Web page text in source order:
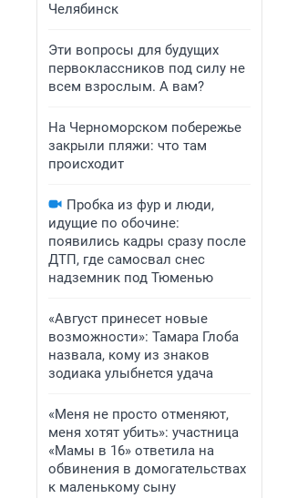
Челябинск
Эти вопросы для будущих
первоклассников под силу не
всем взрослым. А вам?
На Черноморском побережье
закрыли пляжи: что там
происходит
Пробка из фур и люди,
идущие по обочине:
появились кадры сразу после
ДТП, где самосвал снес
надземник под Тюменью
«Август принесет новые
возможности»: Тамара Глоба
назвала, кому из знаков
зодиака улыбнется удача
«Меня не просто отменяют,
меня хотят убить»: участница
«Мамы в 16» ответила на
обвинения в домогательствах
к маленькому сыну